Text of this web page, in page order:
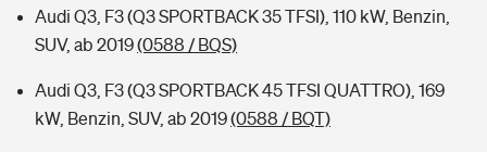
Audi Q3, F3 (Q3 SPORTBACK 35 TFSI), 110 kW, Benzin,
SUV, ab 2019(0588 / BQS)
Audi Q3, F3 (Q3 SPORTBACK 45 TFSI QUATTRO), 169
kW, Benzin, SUV, ab 2019(0588 / BQT)